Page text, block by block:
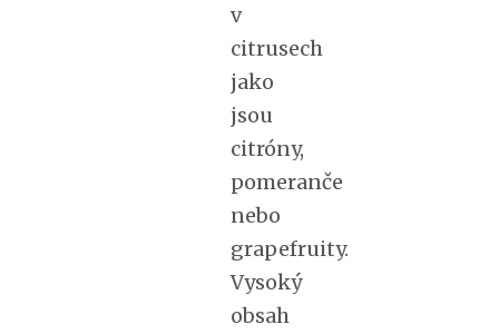
v
citrusech
jako
jsou
citróny,
pomeranče
nebo
grapefruity.
Vysoký
obsah